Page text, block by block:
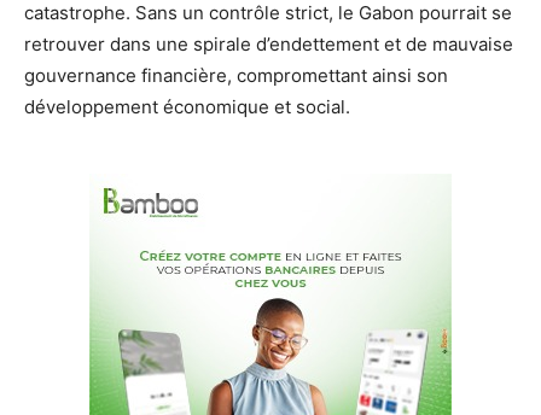
catastrophe. Sans un contrôle strict, le Gabon pourrait se
retrouver dans une spirale d’endettement et de mauvaise
gouvernance financière, compromettant ainsi son
développement économique et social.